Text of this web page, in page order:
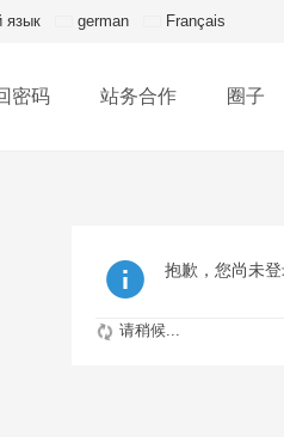
язык german Français
密码 站务合作 圈子
抱歉，您尚未
请稍候...